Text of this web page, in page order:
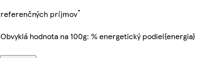
referenčných príjmov*
Obvyklá hodnota na 100g: % energetický podiel{energia}